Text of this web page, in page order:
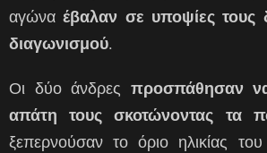
αγώναέβαλαν σε υποψίες τους
διαγωνισμού.
Οι δύο άνδρες προσπάθησαν
απάτη τους σκοτώνοντας τα
ξεπερνούσαν το όριο ηλικίας